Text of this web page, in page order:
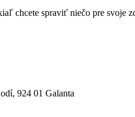
chcete spraviť niečo pre svoje
924 01 Galanta